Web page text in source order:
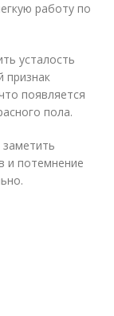
работу по
усталость
признак
появляется
пола.
и потемнение